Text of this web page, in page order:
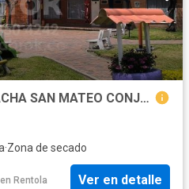
CASA EN ARRIENDO SOACHA SAN MATEO CONJUNTO CASALINDA PARQUE CERCA AL CC MERCURIO
·Zona de secado
en Rentola Ver en detalle